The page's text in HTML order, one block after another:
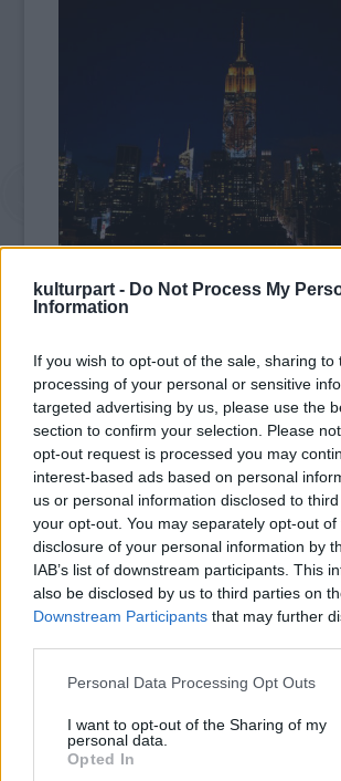
kulturpart - Do Not Process My
Information
If you wish to opt-out of the sale, sharing to
processing of your personal or sensitive
targeted advertising by us, please use the
section to confirm your selection. Please
opt-out request is processed you may
interest-based ads based on personal
us or personal information disclosed to
your opt-out. You may separately opt-out
disclosure of your personal information by
IAB’s list of downstream participants. This
also be disclosed by us to third parties on
Downstream Participants that may further
Please note that this website/app uses one
not limited to your visit or usage behaviour.
grant or deny consent to Google and its
use your data for below specified purposes
Personal Data Processing Opt Outs
I want to opt-out of the Sharing of my
personal data.
Opted In
Az összesen 160 fajt bemutató
oroszlán, Cecil 106 méter magas
valamint az épületre felmászó
árnya is.
A helyi idő szerint este 9 és éjfél
negyedóránként ismétlődő
Discovery Channel decemberben
sorozata, a fajpusztulásról szóló
Extinction beharangozó
szervezték, a képek húsz
távolságból is láthatóak voltak.
Forrás: MTI